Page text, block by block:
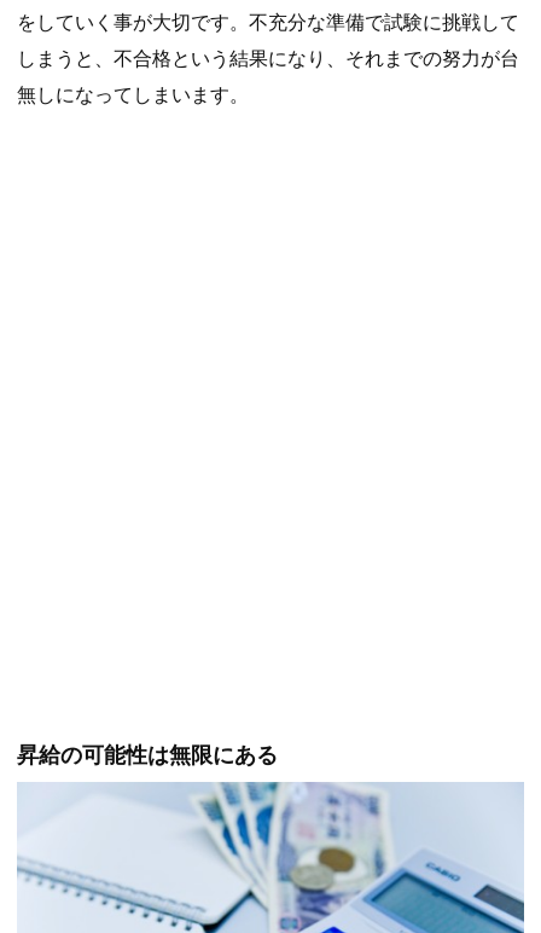
をしていく事が大切です。不充分な準備で試験に挑戦して
しまうと、不合格という結果になり、それまでの努力が台
無しになってしまいます。
昇給の可能性は無限にある